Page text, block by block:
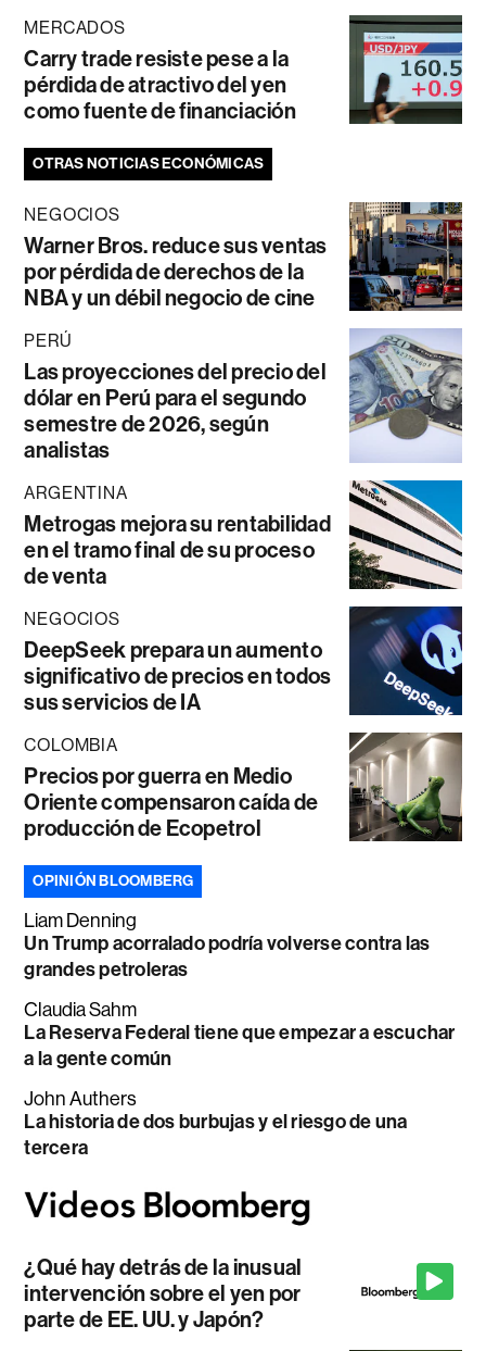
MERCADOS
Carry trade resiste pese a la
pérdida de atractivo del yen
como fuente de financiación
OTRAS NOTICIAS ECONÓMICAS
NEGOCIOS
Warner Bros. reduce sus ventas
por pérdida de derechos de la
NBA y un débil negocio de cine
PERÚ
Las proyecciones del precio del
dólar en Perú para el segundo
semestre de 2026, según
analistas
ARGENTINA
Metrogas mejora su rentabilidad
en el tramo final de su proceso
de venta
NEGOCIOS
DeepSeek prepara un aumento
significativo de precios en todos
sus servicios de IA
COLOMBIA
Precios por guerra en Medio
Oriente compensaron caída de
producción de Ecopetrol
OPINIÓN BLOOMBERG
Liam Denning
Un Trump acorralado podría volverse contra las
grandes petroleras
Claudia Sahm
La Reserva Federal tiene que empezar a escuchar
a la gente común
John Authers
La historia de dos burbujas y el riesgo de una
tercera
¿Qué hay detrás de la inusual
intervención sobre el yen por
parte de EE. UU. y Japón?